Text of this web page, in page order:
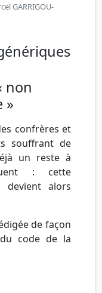
GARRIGOU-
non
»
confrères et
souffrant de
un reste à
: cette
devient alors
de façon
code de la